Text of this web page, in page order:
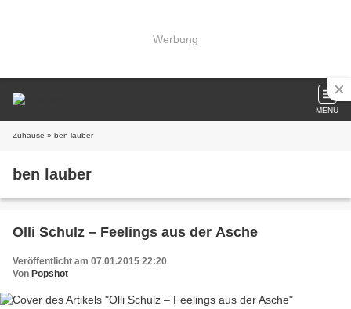
Werbung
MENU
Zuhause » ben lauber
ben lauber
Olli Schulz – Feelings aus der Asche
Veröffentlicht am 07.01.2015 22:20
Von Popshot